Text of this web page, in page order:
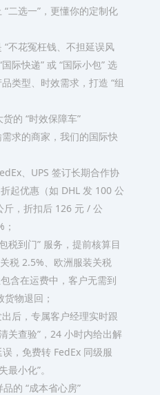
二选一”，更懂你的定制化
不花冤枉钱、不担延误风
际快递” 或 “国际小包” 选
类型、时效需求，打造 “组
的 “时效保障车”​
求的商家，我们的国际快
、UPS 签订长期合作协
起优惠（如 DHL 发 100 公
斤，折扣后 126 元 / 公
税到门” 服务，提前核算目
税 2.5%、欧洲服装关税
含在运费中，客户无需到
物退回；​
后，专属客户经理实时跟
关查验”，24 小时内给出解
，免费转 FedEx 同级服
小化”。​
的 “成本省心房”​